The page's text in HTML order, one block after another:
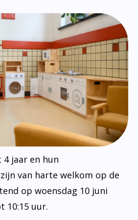
4 jaar en hun
van harte welkom op de
op woensdag 10 juni
10:15 uur.